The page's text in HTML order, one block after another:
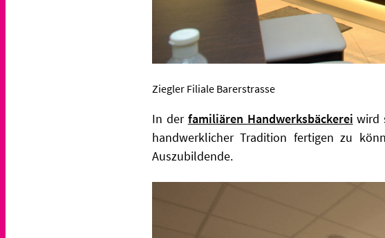
Ziegler Filiale Barerstrasse
In der familiären Handwerksbäckerei wird
handwerklicher Tradition fertigen zu
Auszubildende.